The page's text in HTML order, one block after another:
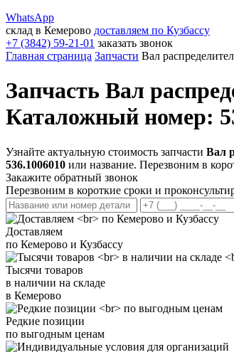
WhatsApp
склад в Кемерово доставляем по Кузбассу
+7 (3842) 59-21-01 заказать звонок
Главная страница Запчасти Вал
Запчасть Вал
Каталожный номер:
Узнайте актуальную стоимость запчасти Вал
536.1006010 или название. Перезвоним в
Закажите обратный звонок
Перезвоним в короткие сроки и
Доставляем
по Кемерово и Кузбассу
Тысячи товаров
в наличии на складе
в Кемерово
Редкие позиции
по выгодным ценам